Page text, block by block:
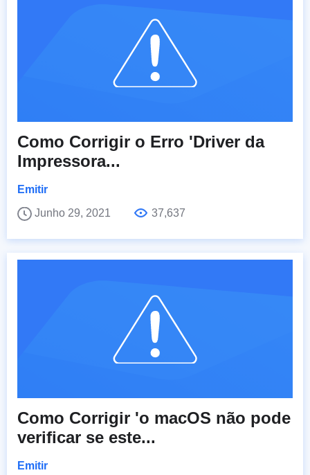
Como Corrigir o Erro 'Driver da
Impressora...
Emitir
Junho 29, 2021
37,637
Como Corrigir 'o macOS não pode
verificar se este...
Emitir